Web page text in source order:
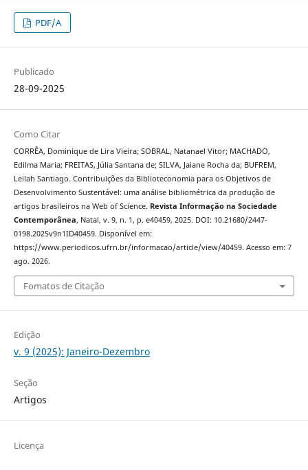
PDF/A
Publicado
28-09-2025
Como Citar
CORRÊA, Dominique de Lira Vieira; SOBRAL, Natanael Vitor; MACHADO,
Edilma Maria; FREITAS, Júlia Santana de; SILVA, Jaiane Rocha da; BUFREM,
Leilah Santiago. Contribuições da Biblioteconomia para os Objetivos de
Desenvolvimento Sustentável: uma análise bibliométrica da produção de
artigos brasileiros na Web of Science. Revista Informação na Sociedade
Contemporânea, Natal, v. 9, n. 1, p. e40459, 2025. DOI: 10.21680/2447-
0198.2025v9n1ID40459. Disponível em:
https://www.periodicos.ufrn.br/informacao/article/view/40459. Acesso em: 7
ago. 2026.
Fomatos de Citação
Edição
v. 9 (2025): Janeiro-Dezembro
Seção
Artigos
Licença